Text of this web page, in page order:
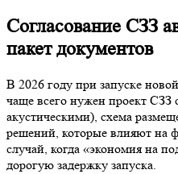
Согласование СЗЗ
пакет документов
В 2026 году при запуске
чаще всего нужен проект СЗЗ
акустическими), схема
решений, которые влияют на
случай, когда «экономия на
дорогую задержку запуска.